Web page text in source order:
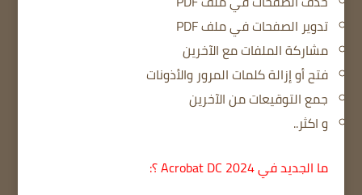
تدوير الصفحات في ملف PDF
مشاركة الملفات مع الآخرين
فتح أو إزالة كلمات المرور والأذونات
جمع التوقيعات من الآخرين
و اكثر..
ما الجديد في Acrobat DC 2024 ؟: